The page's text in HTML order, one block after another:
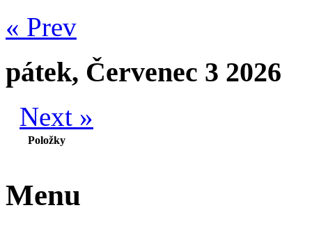
« Prev
pátek, Červenec 3 2026
Next »
Položky
Menu